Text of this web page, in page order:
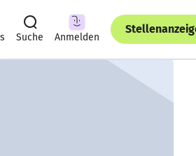
Suche Anmelden